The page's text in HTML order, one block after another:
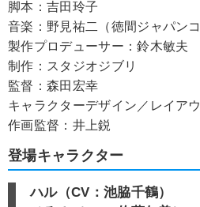
脚本：吉田玲子
音楽：野見祐二（徳間ジャパン
製作プロデューサー：鈴木敏夫
制作：スタジオジブリ
監督：森田宏幸
キャラクターデザイン／レイア
作画監督：井上鋭
登場キャラクター
ハル（CV：池脇千鶴）